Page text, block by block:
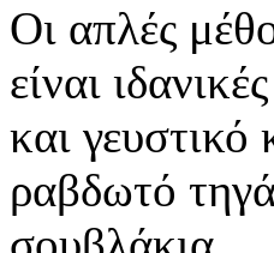
Οι απλές
είναι
και
ραβδωτό